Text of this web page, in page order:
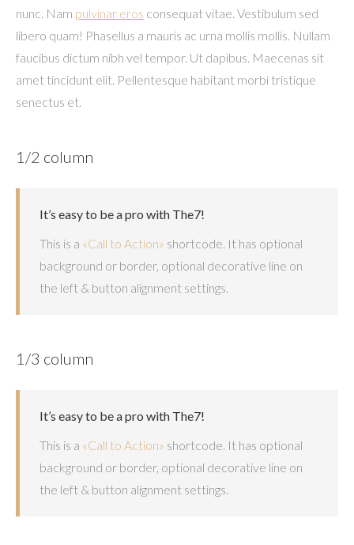
nunc. Nam pulvinar eros consequat vitae. Vestibulum sed
libero quam! Phasellus a mauris ac urna mollis mollis. Nullam
faucibus dictum nibh vel tempor. Ut dapibus. Maecenas sit
amet tincidunt elit. Pellentesque habitant morbi tristique
senectus et.
1/2 column
It’s easy to be a pro with The7!
This is a «Call to Action» shortcode. It has optional
background or border, optional decorative line on
the left & button alignment settings.
1/3 column
It’s easy to be a pro with The7!
This is a «Call to Action» shortcode. It has optional
background or border, optional decorative line on
the left & button alignment settings.